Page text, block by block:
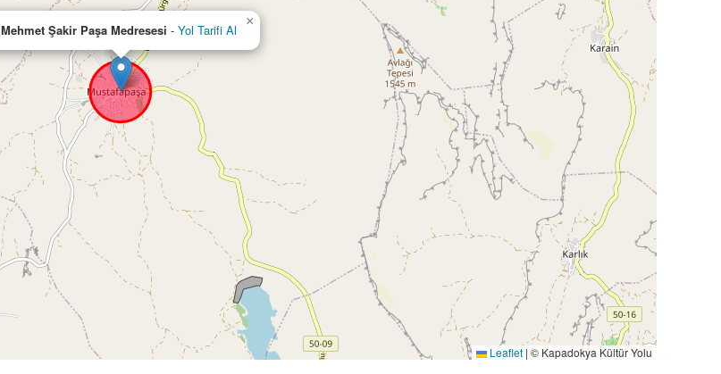
Mehmet Şakir Paşa Medresesi - Yol Tarifi Al
×
Leaflet | © Kapadokya Kültür Yolu